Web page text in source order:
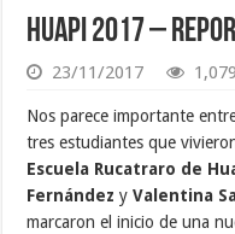
Huapi 2017 –
23/11/2017
Nos parece importante
tres estudiantes que
Escuela Rucatraro de
Fernández yValentina
marcaron el inicio de una